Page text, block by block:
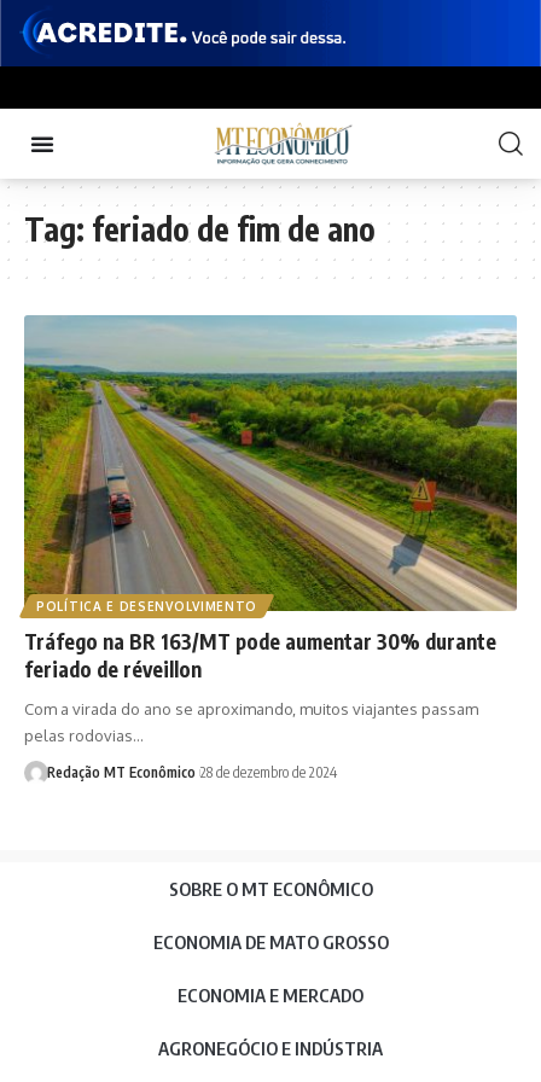
Tag: feriado de fim de ano
POLÍTICA E DESENVOLVIMENTO
Tráfego na BR 163/MT pode aumentar 30% durante
feriado de réveillon
Com a virada do ano se aproximando, muitos viajantes passam
pelas rodovias…
Redação MT Econômico 28 de dezembro de 2024
SOBRE O MT ECONÔMICO
ECONOMIA DE MATO GROSSO
ECONOMIA E MERCADO
AGRONEGÓCIO E INDÚSTRIA